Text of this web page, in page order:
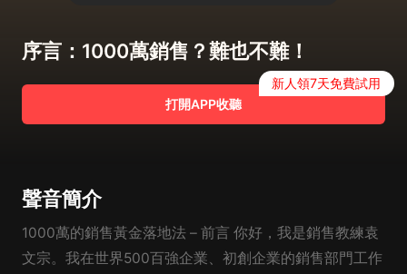
序言：1000萬銷售？難也不難！
打開APP收聽
新人領7天免費試用
聲音簡介
1000萬的銷售黃金落地法 – 前言 你好，我是銷售教練袁
文宗。我在世界500百強企業、初創企業的銷售部門工作